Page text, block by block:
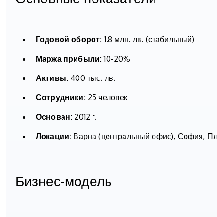
Годовой оборот: 1.8 млн. лв. (стабильный)
Маржа прибыли: 10-20%
Активы: 400 тыс. лв.
Сотрудники: 25 человек
Основан: 2012 г.
Локации: Варна (центральный офис), София,
Бизнес-модель